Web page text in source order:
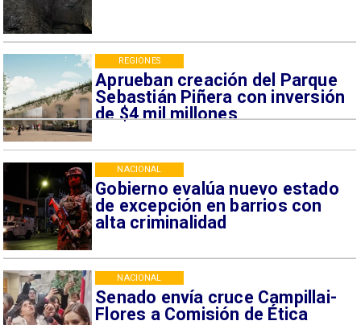
Aprueban creación del Parque
Sebastián Piñera con inversión
de $4 mil millones
REGIONES
Gobierno evalúa nuevo estado
de excepción en barrios con
alta criminalidad
NACIONAL
Senado envía cruce Campillai-
Flores a Comisión de Ética
NACIONAL